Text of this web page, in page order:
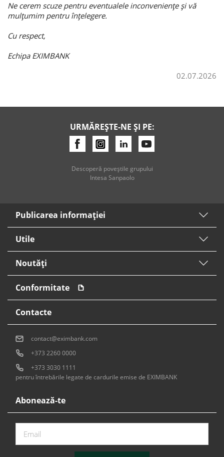
Credite ipotecare
Ne cerem scuze pentru eventualele inconveniențe și vă
mulțumim pentru înțelegere.
Cu respect,
Echipa EXIMBANK
02.07.2026
URMĂREȘTE-NE ȘI PE:
Descoperă poveştile grupului
Intesa Sanpaolo
Publicarea informaţiei
Utile
Noutăți
Conformitate
Abonează-te
Contacte
contact@eximbank.com
+373 2260 0000
+373 3030 1111
pentru întrebările legate de cardurile emise de EXIMBANK